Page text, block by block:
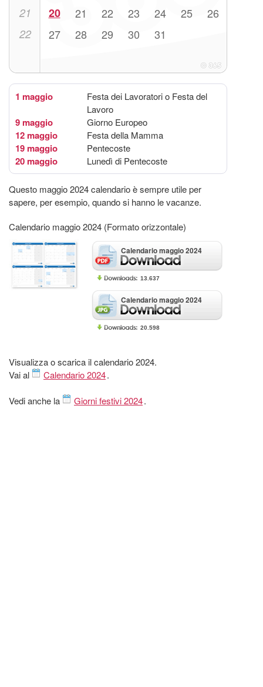
21 20 21 22 23 24 25 26
22 27 28 29 30 31
1 maggio
Festa dei Lavoratori o Festa del
Lavoro
9 maggio Giorno Europeo
12 maggio Festa della Mamma
19 maggio Pentecoste
20 maggio Lunedì di Pentecoste
Questo maggio 2024 calendario è sempre utile per
sapere, per esempio, quando si hanno le vacanze.
Calendario maggio 2024 (Formato orizzontale)
Calendario maggio 2024
13.637
Calendario maggio 2024
20.598
Visualizza o scarica il calendario 2024.
Vai al
Calendario 2024.
Vedi anche la Giorni festivi 2024.